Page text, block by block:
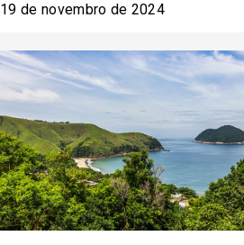
19 de novembro de 2024